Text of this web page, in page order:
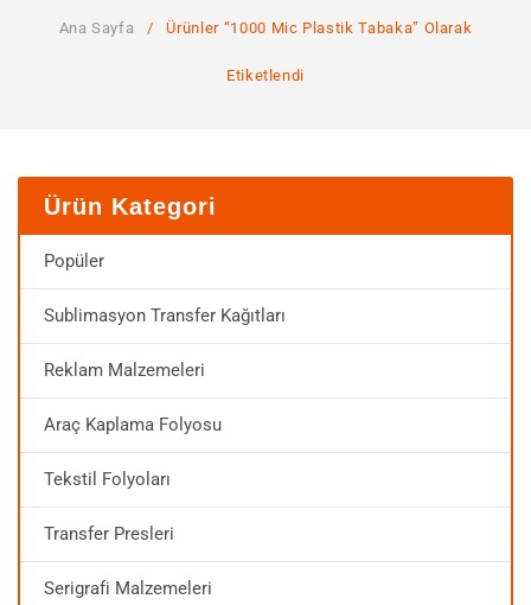
SSS
İLETIŞIM
HESABIM
Ana Sayfa / Ürünler “1000 Mic Plastik Tabaka” Olarak
Etiketlendi
Ürün Kategori
Popüler
Sublimasyon Transfer Kağıtları
Reklam Malzemeleri
Araç Kaplama Folyosu
Tekstil Folyoları
Transfer Presleri
Serigrafi Malzemeleri